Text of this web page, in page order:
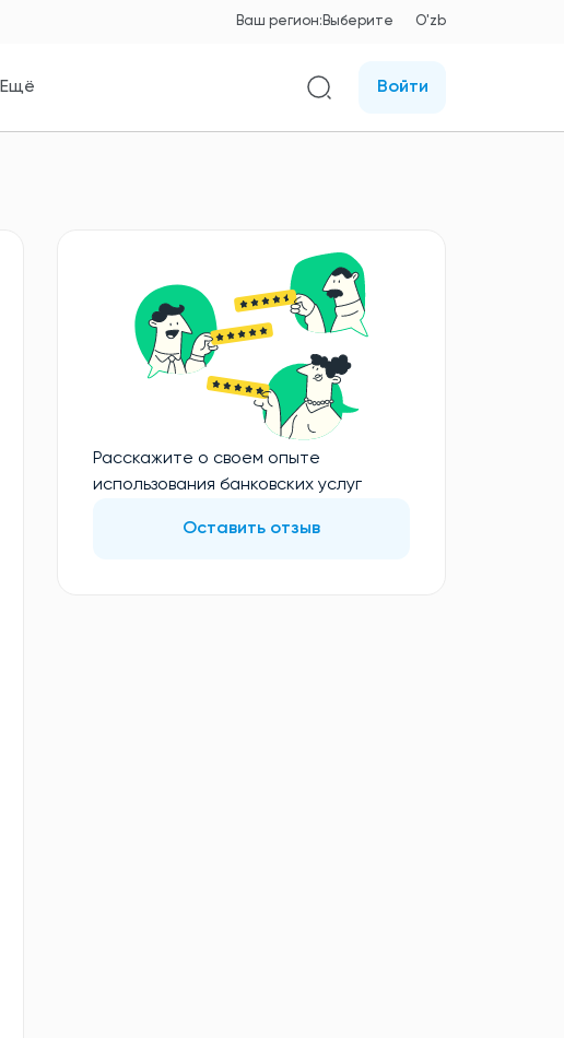
Ваш регион: Выберите O'zb
Ещё Войти
Расскажите о своем опыте
использования банковских услуг
Оставить отзыв